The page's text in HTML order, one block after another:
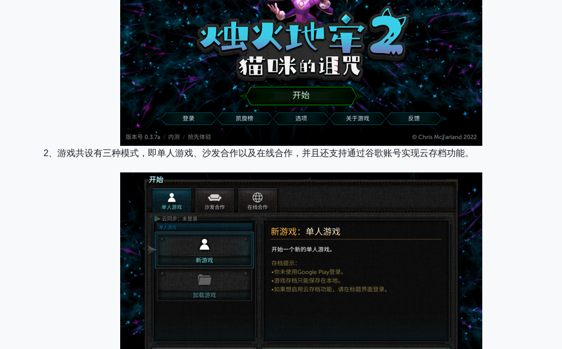
2、游戏共设有三种模式，即单人游戏、沙发合作以及在线合作，并且还支持通过谷歌账号实现云存档功能。